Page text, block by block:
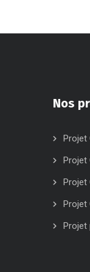
Nos
Projet
Projet
Projet
Projet
Projet